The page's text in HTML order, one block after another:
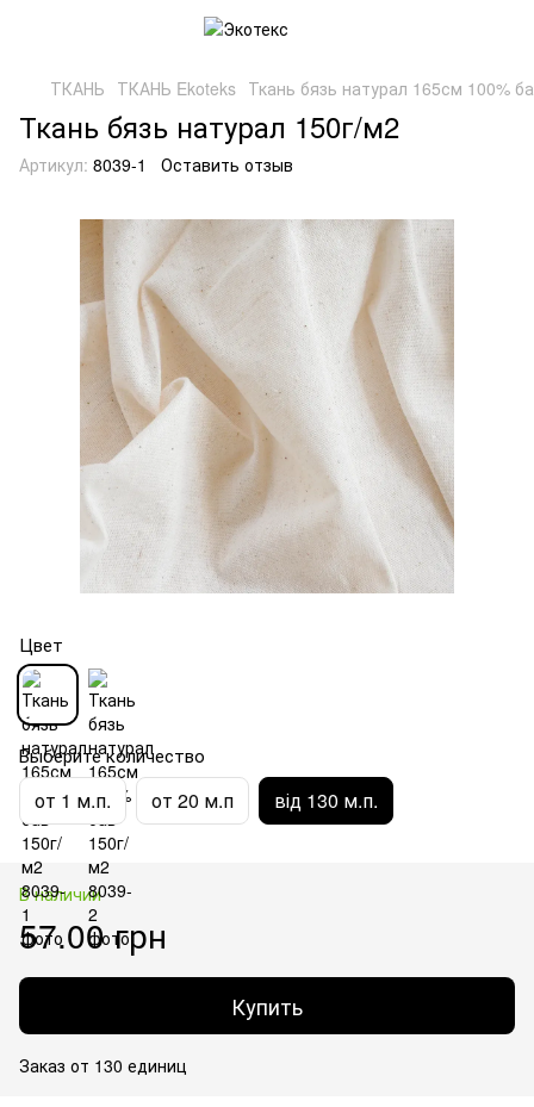
ТКАНЬ ТКАНЬ Ekoteks Ткань бязь натурал 165см 100%
Ткань бязь натурал 150г/м2
Артикул: 8039-1 Оставить отзыв
Цвет
Выберите количество
от 1 м.п. от 20 м.п від 130 м.п.
В наличии
57.00 грн
Купить
Заказ от 130 единиц